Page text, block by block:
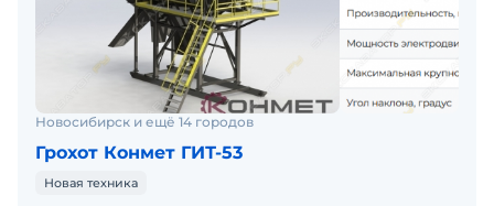
Новосибирск и ещё 14 городов
Грохот Конмет ГИТ-53
Новая техника